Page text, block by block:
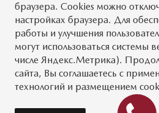
Обратная связь
Карта сайта
MAZDA.RU
браузера. Cookies можно
настройках браузера. Для
работы и улучшения
могут использоваться системы
числе Яндекс.Метрика).
сайта, Вы соглашаетесь с
технологий и размещением